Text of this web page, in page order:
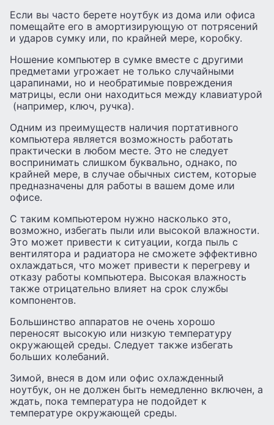
Если вы часто берете ноутбук из дома или офиса
помещайте его в амортизирующую от потрясений
и ударов сумку или, по крайней мере, коробку.
Ношение компьютер в сумке вместе с другими
предметами угрожает не только случайными
царапинами, но и необратимые повреждения
матрицы, если они находиться между клавиатурой
(например, ключ, ручка).
Одним из преимуществ наличия портативного
компьютера является возможность работать
практически в любом месте. Это не следует
воспринимать слишком буквально, однако, по
крайней мере, в случае обычных систем, которые
предназначены для работы в вашем доме или
офисе.
С таким компьютером нужно насколько это,
возможно, избегать пыли или высокой влажности.
Это может привести к ситуации, когда пыль с
вентилятора и радиатора не сможете эффективно
охлаждаться, что может привести к перегреву и
отказу работы компьютера. Высокая влажность
также отрицательно влияет на срок службы
компонентов.
Большинство аппаратов не очень хорошо
переносят высокую или низкую температуру
окружающей среды. Следует также избегать
больших колебаний.
Зимой, внеся в дом или офис охлажденный
ноутбук, он не должен быть немедленно включен, а
ждать, пока температура не подойдет к
температуре окружающей среды.